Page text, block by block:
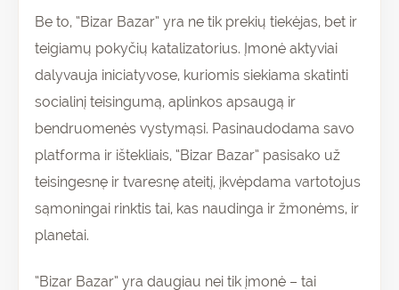
Be to, “Bizar Bazar” yra ne tik prekių tiekėjas, bet ir
teigiamų pokyčių katalizatorius. Įmonė aktyviai
dalyvauja iniciatyvose, kuriomis siekiama skatinti
socialinį teisingumą, aplinkos apsaugą ir
bendruomenės vystymąsi. Pasinaudodama savo
platforma ir ištekliais, “Bizar Bazar” pasisako už
teisingesnę ir tvaresnę ateitį, įkvėpdama vartotojus
sąmoningai rinktis tai, kas naudinga ir žmonėms, ir
planetai.
“Bizar Bazar” yra daugiau nei tik įmonė – tai